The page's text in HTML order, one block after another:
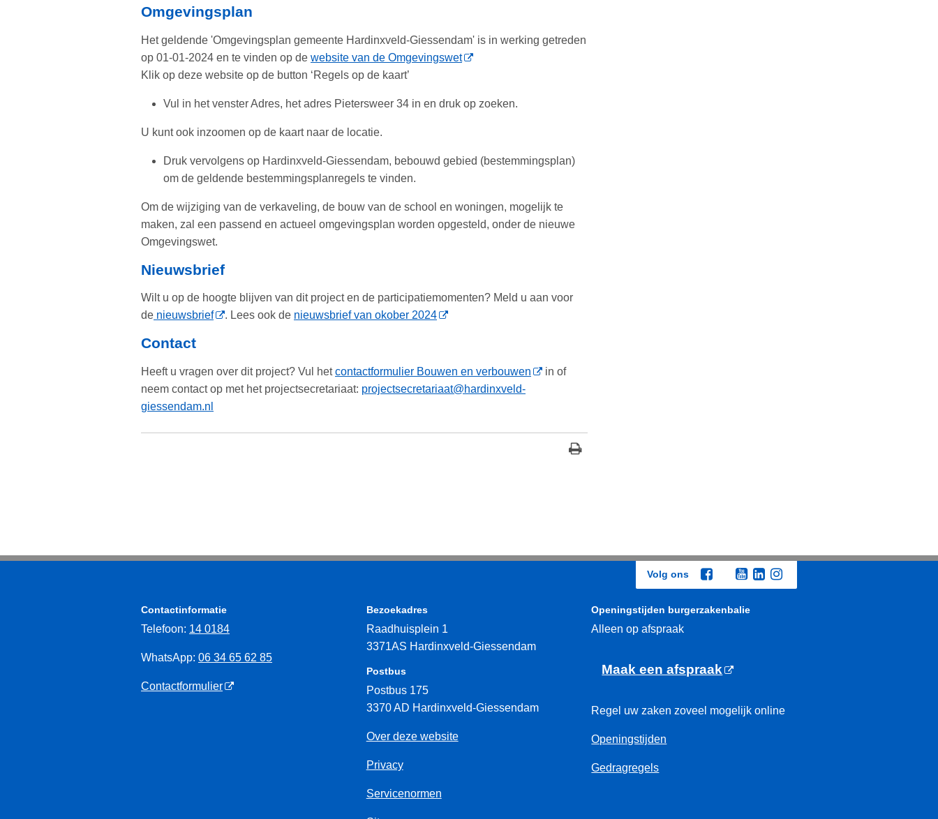
Omgevingsplan
Het geldende 'Omgevingsplan gemeente Hardinxveld-Giessendam' is in werking getreden
op 01-01-2024 en te vinden op de website van de Omgevingswet
Klik op deze website op de button ‘Regels op de kaart’
Vul in het venster Adres, het adres Pietersweer 34 in en druk op zoeken.
U kunt ook inzoomen op de kaart naar de locatie.
Druk vervolgens op Hardinxveld-Giessendam, bebouwd gebied (bestemmingsplan)
om de geldende bestemmingsplanregels te vinden.
Om de wijziging van de verkaveling, de bouw van de school en woningen, mogelijk te
maken, zal een passend en actueel omgevingsplan worden opgesteld, onder de nieuwe
Omgevingswet.
Nieuwsbrief
Wilt u op de hoogte blijven van dit project en de participatiemomenten? Meld u aan voor
de nieuwsbrief . Lees ook de nieuwsbrief van okober 2024
Contact
Heeft u vragen over dit project? Vul hetcontactformulier Bouwen en verbouwen
in of
neem contact op met het projectsecretariaat: projectsecretariaat@hardinxveld-
giessendam.nl
Volg ons
Contactinformatie
Telefoon: 14 0184
WhatsApp: 06 34 65 62 85
Contactformulier
Bezoekadres
Raadhuisplein 1
3371AS Hardinxveld-Giessendam
Postbus
Postbus 175
3370 AD Hardinxveld-Giessendam
Over deze website
Privacy
Servicenormen
Openingstijden burgerzakenbalie
Alleen op afspraak
Maak een afspraak
Regel uw zaken zoveel mogelijk online
Openingstijden
Gedragregels